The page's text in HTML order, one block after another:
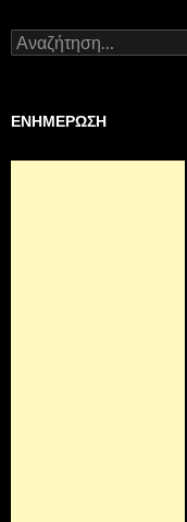
Αναζήτηση
για:
ΕΝΗΜΕΡΩΣΗ